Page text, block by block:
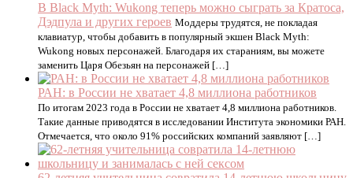
В Black Myth: Wukong теперь можно сыграть за Кратоса,
Дэдпула и других героев Моддеры трудятся, не покладая
клавиатур, чтобы добавить в популярный экшен Black Myth:
Wukong новых персонажей. Благодаря их стараниям, вы можете
заменить Царя Обезьян на персонажей […]
РАН: в России не хватает 4,8 миллиона работников
По итогам 2023 года в России не хватает 4,8 миллиона работников.
Такие данные приводятся в исследовании Института экономики РАН.
Отмечается, что около 91% российских компаний заявляют […]